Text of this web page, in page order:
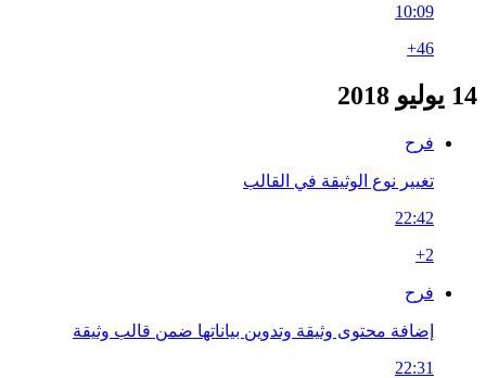
10:09
+46
14 يوليو 2018
فرح
تغيير نوع الوثيقة في القالب
22:42
+2
فرح
إضافة محتوى وثيقة وتدوين بياناتها ضمن قالب وثيقة
22:31